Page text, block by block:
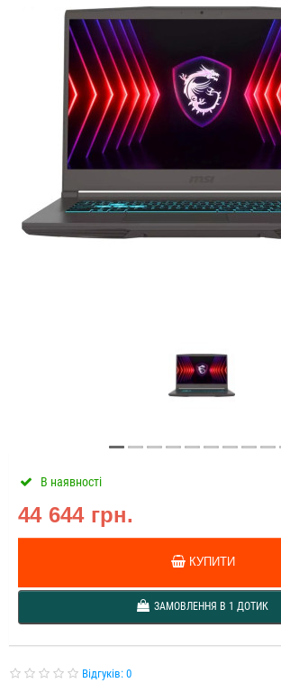
44 644 грн.
В наявності
КУПИТИ
ЗАМОВЛЕННЯ В 1 ДОТИК
Відгуків: 0